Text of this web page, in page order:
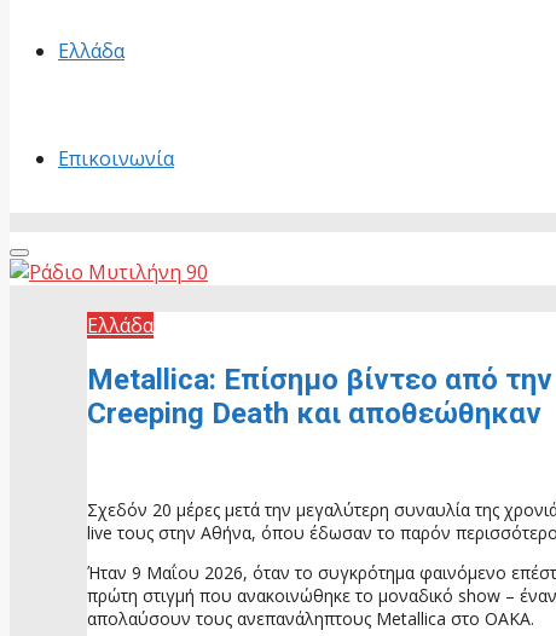
Ελλάδα
Επικοινωνία
Primary
Menu
Ελλάδα
Metallica: Επίσημο βίντεο από
Creeping Death και αποθεώθηκαν
Σχεδόν 20 μέρες μετά την μεγαλύτερη συναυλία της
live τους στην Αθήνα, όπου έδωσαν το παρόν
Ήταν 9 Μαΐου 2026, όταν το συγκρότημα φαινόμενο
πρώτη στιγμή που ανακοινώθηκε το μοναδικό show –
απολαύσουν τους ανεπανάληπτους Metallica στο ΟΑΚΑ.